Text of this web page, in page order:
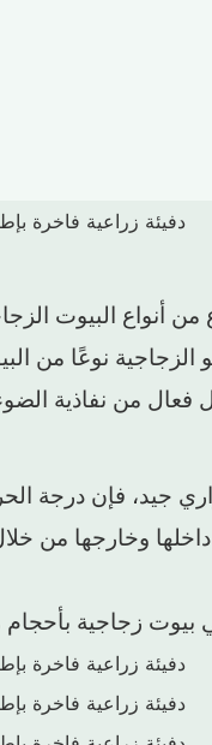
البيوت
نوعًا من
داخلها وخارجها